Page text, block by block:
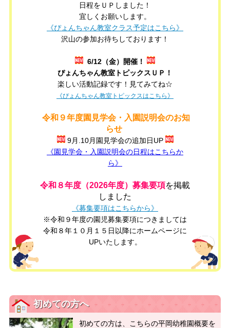
日程をＵＰしました！
宜しくお願いします。
《ぴょんちゃん教室クラス予定はこちら》
沢山の参加お待ちしております！
6/12 （金）開催！
ぴょんちゃん教室トピックスＵＰ！
楽しい活動記録です！見てみてね☆
《ぴょんちゃん教室トピックスはこちら》
令和９年度園見学会・入園説明会のお知
らせ
9月.10月園見学会の追加日UP
《園見学会・入園説明会の日程はこちらか
ら》
令和８年度（2026年度）募集要項を掲載
しました
《募集要項はこちらから》
※令和９年度の園児募集要項につきましては
令和８年１０月１５日以降にホームページに
UPいたします。
初めての方へ
初めての方は、こちらの平岡幼稚園概要を